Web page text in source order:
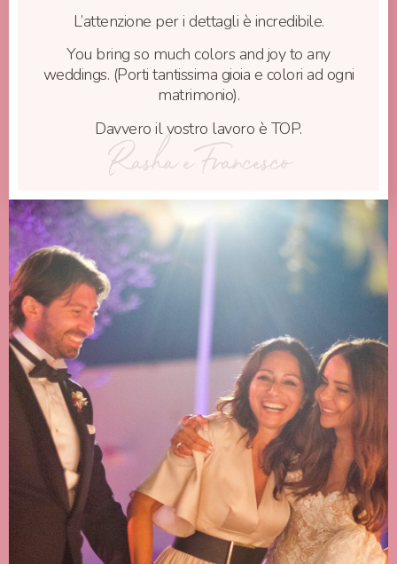
L’attenzione per i dettagli è incredibile.
You bring so much colors and joy to any
weddings. (Porti tantissima gioia e colori ad ogni
matrimonio).
Davvero il vostro lavoro è TOP.
Rasha e Francesco